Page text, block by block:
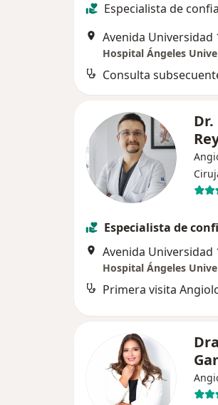
Especialista de
Hospital Ángeles
Consulta
Especialista de
Hospital Ángeles